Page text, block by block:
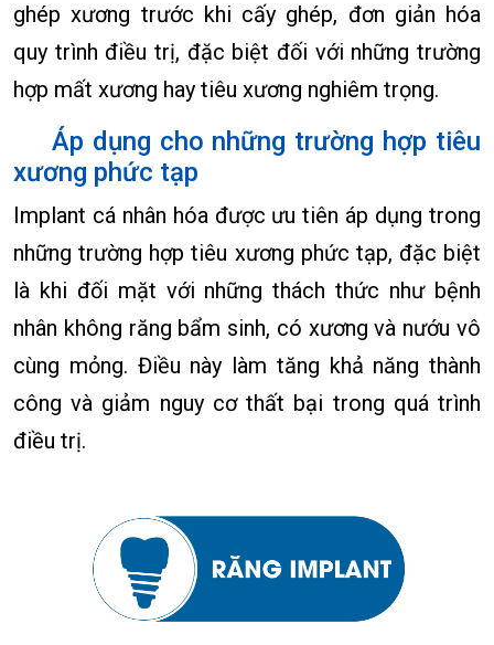
ghép xương trước khi cấy ghép, đơn giản hóa
quy trình điều trị, đặc biệt đối với những trường
hợp mất xương hay tiêu xương nghiêm trọng.
Áp dụng cho những trường hợp tiêu
xương phức tạp
Implant cá nhân hóa được ưu tiên áp dụng trong
những trường hợp tiêu xương phức tạp, đặc biệt
là khi đối mặt với những thách thức như bệnh
nhân không răng bẩm sinh, có xương và nướu vô
cùng mỏng. Điều này làm tăng khả năng thành
công và giảm nguy cơ thất bại trong quá trình
điều trị.